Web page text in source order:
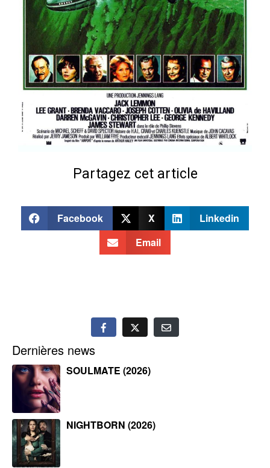
Partagez cet article
Facebook X
Linkedin
Email
Dernières news
SOULMATE (2026)
NIGHTBORN (2026)